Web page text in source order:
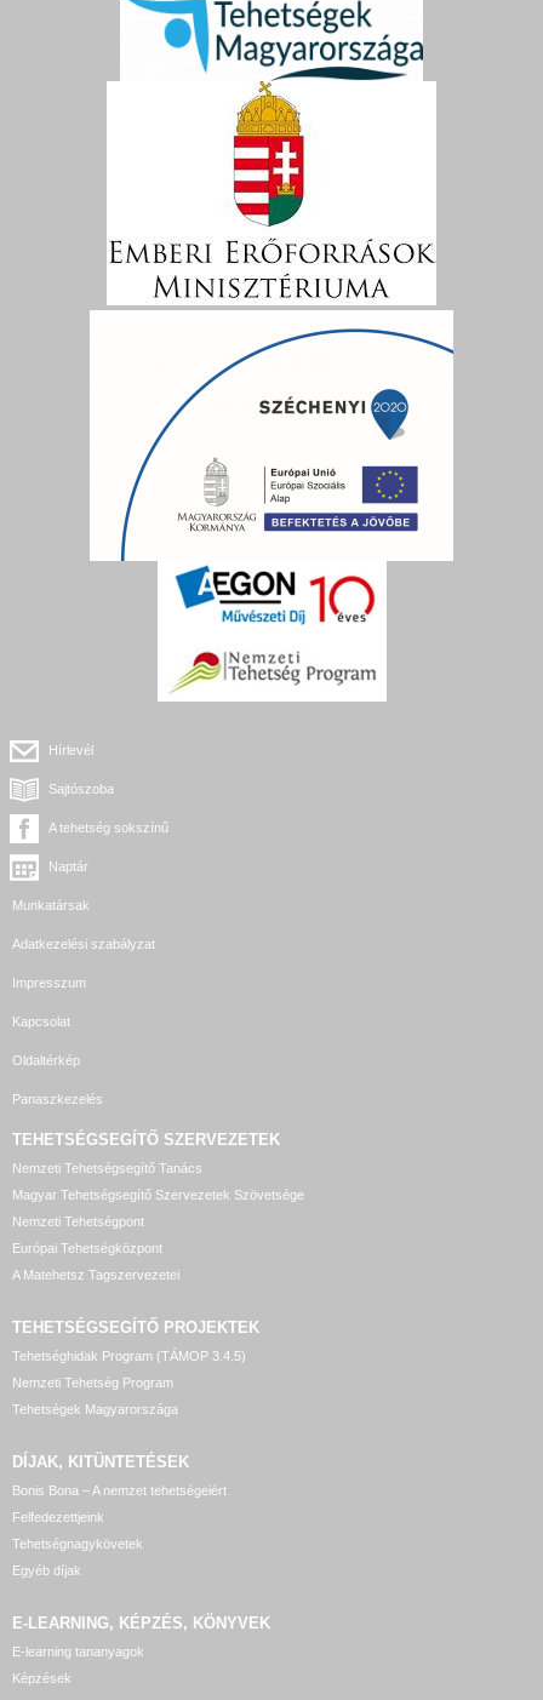
Hírlevél
Sajtószoba
A tehetség sokszínű
Naptár
Munkatársak
Adatkezelési szabályzat
Impresszum
Kapcsolat
Oldaltérkép
Panaszkezelés
TEHETSÉGSEGÍTŐ SZERVEZETEK
Nemzeti Tehetségsegítő Tanács
Magyar Tehetségsegítő Szervezetek Szövetsége
Nemzeti Tehetségpont
Európai Tehetségközpont
A Matehetsz Tagszervezetei
TEHETSÉGSEGÍTŐ PROJEKTEK
Tehetséghidak Program (TÁMOP 3.4.5)
Nemzeti Tehetség Program
Tehetségek Magyarországa
DÍJAK, KITÜNTETÉSEK
Bonis Bona – A nemzet tehetségeiért
Felfedezettjeink
Tehetségnagykövetek
Egyéb díjak
E-LEARNING, KÉPZÉS, KÖNYVEK
E-learning tananyagok
Képzések